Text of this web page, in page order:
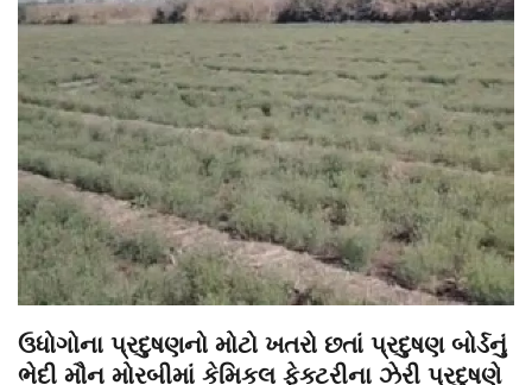
ઉધોગોના પ્રદુષણનો મોટો ખતરો છતાં પ્રદુષણ બોર્ડનું
ભેદી મૌન મોરબીમાં કેમિકલ ફેક્ટરીના ઝેરી પ્રદુષણે